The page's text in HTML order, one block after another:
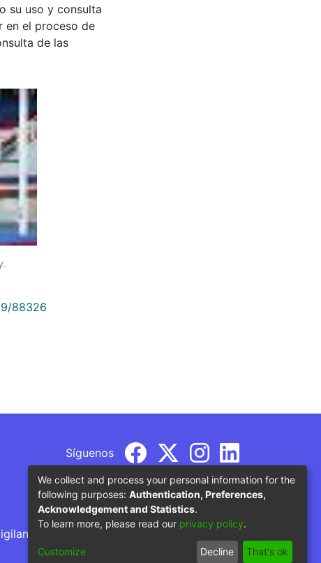
su uso y consulta
en el proceso de
de las
88326
Síguenos
por parte del Ministerio de Educación
We collect and process your personal information for the
following purposes: Authentication, Preferences,
Acknowledgement and Statistics.
To learn more, please read our privacy policy.
Customize Decline That's ok